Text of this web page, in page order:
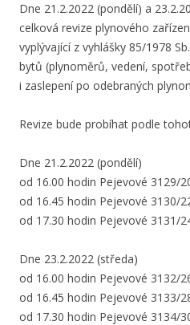
Dne 21.2.2022 (pondělí) a
celková revize plynového
vyplývající z vyhlášky 85/1978
bytů (plynoměrů, vedení,
i zaslepení po odebraných
Revize bude probíhat podle
Dne 21.2.2022 (pondělí)
od 16.00 hodin Pejevové 3129/
od 16.45 hodin Pejevové 3130/
od 17.30 hodin Pejevové 3131/
Dne 23.2.2022 (středa)
od 16.00 hodin Pejevové 3132/
od 16.45 hodin Pejevové 3133/
od 17.30 hodin Pejevové 3134/